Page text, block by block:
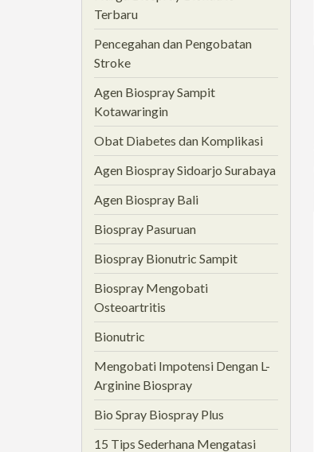
Terbaru
Pencegahan dan Pengobatan
Stroke
Agen Biospray Sampit
Kotawaringin
Obat Diabetes dan Komplikasi
Agen Biospray Sidoarjo Surabaya
Agen Biospray Bali
Biospray Pasuruan
Biospray Bionutric Sampit
Biospray Mengobati
Osteoartritis
Bionutric
Mengobati Impotensi Dengan L-
Arginine Biospray
Bio Spray Biospray Plus
15 Tips Sederhana Mengatasi